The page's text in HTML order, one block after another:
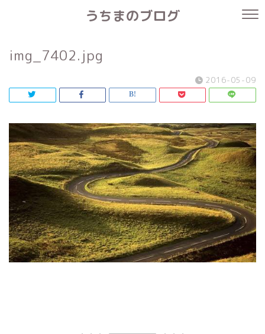
うちまのブログ
img_7402.jpg
2016-05-09